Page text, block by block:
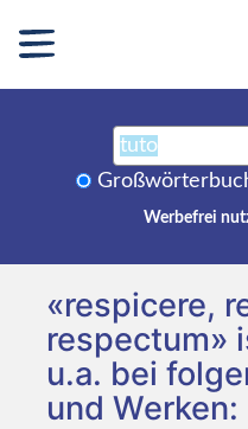
Werbefrei
«respicere,
respectum»
u.a. bei
und Werken: